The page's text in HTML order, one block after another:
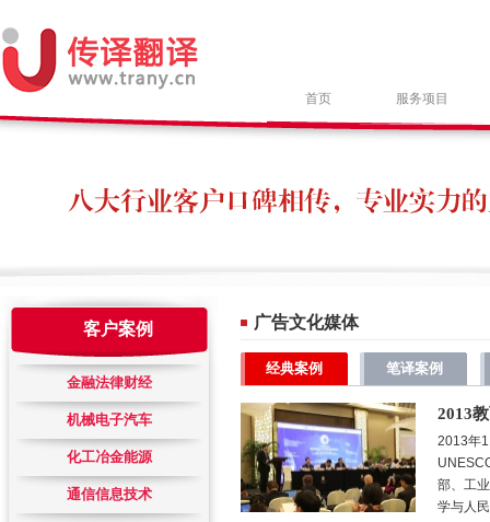
首页 服务项目
客户案例
金融法律财经
机械电子汽车
化工冶金能源
通信信息技术
广告文化媒体
经典案例 笔译案例
2013
2013年
部、工
学与人